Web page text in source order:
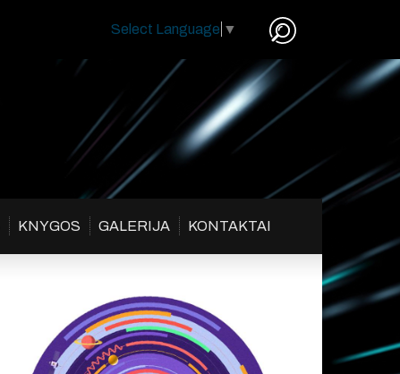
Select Language ▼
KNYGOS GALERIJA KONTAKTAI